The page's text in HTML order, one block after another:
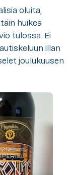
oluita,
huikea
tulossa. Ei
illan
joulukuusen